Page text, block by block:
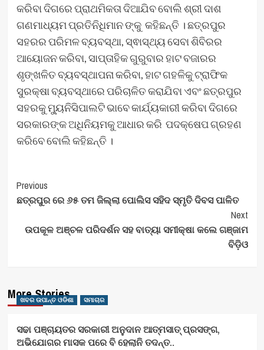
କରିବା ଦିଗରେ ପ୍ରାଥମିକତା ଦିଆଯିବ ବୋଲି ଶ୍ରୀ ଦାଶ
ଗଣମାଧ୍ୟମ ପ୍ରତିନିଧିମାନ ଙ୍କୁ କହିଛନ୍ତି । ଛତ୍ରପୁର
ସହରର ପରିମଳ ବ୍ୟବସ୍ଥା, ସ୍ଵାସ୍ଥ୍ୟ ସେବା ଶିବିରର
ଆୟୋଜନ କରିବା, ସାପ୍ତାହିକ ଗୁରୁବାର ହାଟ ବଜାରର
ଶୃଙ୍ଖଳିତ ବ୍ୟବସ୍ଥାପନା କରିବା, ହାଟ ଗହଳିକୁ ଟ୍ରାଫିକ
ସୁରକ୍ଷା ବ୍ୟବସ୍ଥାରେ ପରିଚାଳିତ କରାଯିବା ଏବଂ ଛତ୍ରପୁର
ସହରକୁ ମ୍ୟୁନିସିପାଲଟି ଭାବେ କାର୍ଯ୍ୟକାରୀ କରିବା ଦିଗରେ
ସରକାରଙ୍କ ଅଧିନିୟମକୁ ଆଧାର କରି ପଦକ୍ଷେପ ଗ୍ରହଣ
କରିବେ ବୋଲି କହିଛନ୍ତି ।
Post
Navigation
Previous
ଛତ୍ରପୁର ରେ ୬୫ ତମ ଜିଲ୍ଲା ପୋଲିସ ସହିଦ ସ୍ମୃତି ଦିବସ ପାଳିତ
Next
ଉପକୂଳ ଅଞ୍ଚଳ ପରିଦର୍ଶନ ସହ ବାତ୍ୟା ସମୀକ୍ଷା କଲେ ଗଞ୍ଜାମ
ବିଡ଼ିଓ
More Stories
ଖବର ଉପାନ୍ତ ଓଡିଶା ସମାଚାର
ସଢା ପଞ୍ଚାୟତର ସରକାରୀ ଅନୁଦାନ ଆତ୍ମସାତ୍ ପ୍ରସଙ୍ଗ,
ଅଭିଯୋଗର ମାସକ ପରେ ବି ହେଲାନି ତଦନ୍ତ..